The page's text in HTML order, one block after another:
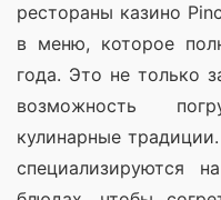
рестораны казино
в меню, которое
года. Это не только
возможность
кулинарные
специализируются